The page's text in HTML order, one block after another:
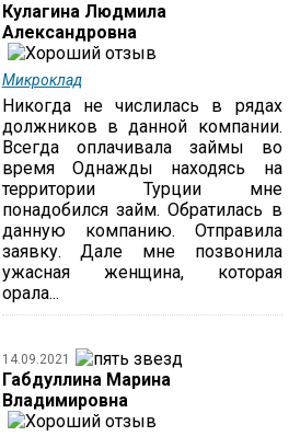
Кулагина Людмила
Александровна
Микроклад
Никогда не числилась в рядах
должников в данной компании.
Всегда оплачивала займы во
время Однажды находясь на
территории Турции мне
понадобился займ. Обратилась в
данную компанию. Отправила
заявку. Дале мне позвонила
ужасная женщина, которая
орала...
14.09.2021
Габдуллина Марина
Владимировна